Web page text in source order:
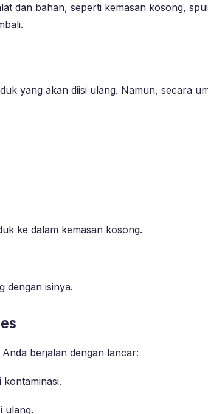
dan bahan, seperti kemasan kosong,
yang akan diisi ulang. Namun, secara
ke dalam kemasan kosong.
dengan isinya.
berjalan dengan lancar:
ulang.